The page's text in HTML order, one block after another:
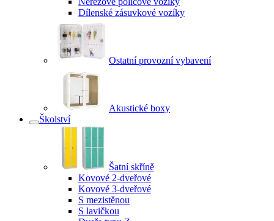
Dílenské zásuvkové vozíky
Ostatní provozní vybavení
Akustické boxy
Školství
Šatní skříně
Kovové 2-dveřové
Kovové 3-dveřové
S mezistěnou
S lavičkou